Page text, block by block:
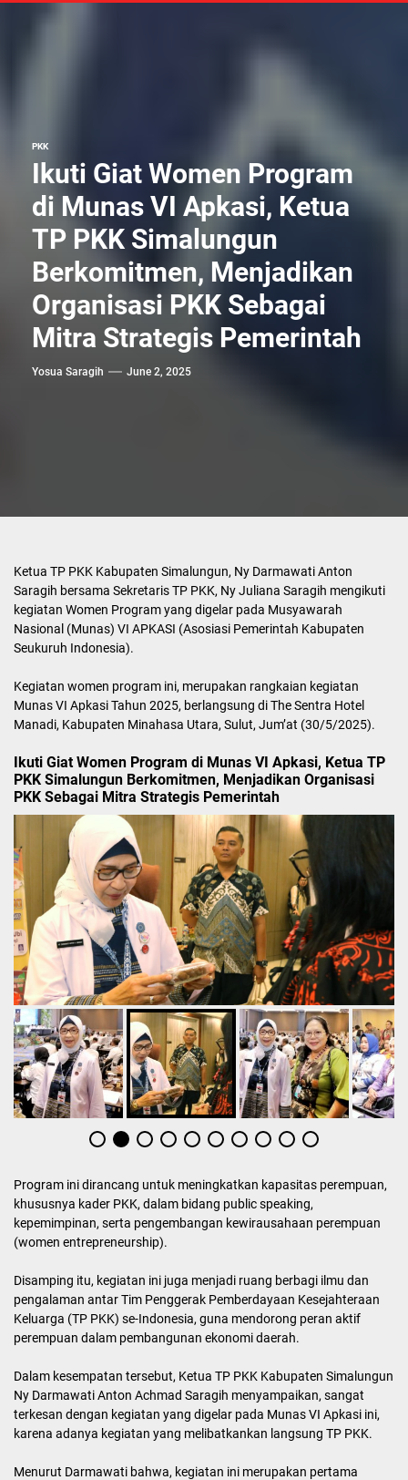
PKK
Ikuti Giat Women Program
di Munas VI Apkasi, Ketua
TP PKK Simalungun
Berkomitmen, Menjadikan
Organisasi PKK Sebagai
Mitra Strategis Pemerintah
Yosua Saragih June 2, 2025
Ketua TP PKK Kabupaten Simalungun, Ny Darmawati Anton
Saragih bersama Sekretaris TP PKK, Ny Juliana Saragih mengikuti
kegiatan Women Program yang digelar pada Musyawarah
Nasional (Munas) VI APKASI (Asosiasi Pemerintah Kabupaten
Seukuruh Indonesia).
Kegiatan women program ini, merupakan rangkaian kegiatan
Munas VI Apkasi Tahun 2025, berlangsung di The Sentra Hotel
Manadi, Kabupaten Minahasa Utara, Sulut, Jum’at (30/5/2025).
Ikuti Giat Women Program di Munas VI Apkasi, Ketua TP
PKK Simalungun Berkomitmen, Menjadikan Organisasi
PKK Sebagai Mitra Strategis Pemerintah
Program ini dirancang untuk meningkatkan kapasitas perempuan,
khususnya kader PKK, dalam bidang public speaking,
kepemimpinan, serta pengembangan kewirausahaan perempuan
(women entrepreneurship).
Disamping itu, kegiatan ini juga menjadi ruang berbagi ilmu dan
pengalaman antar Tim Penggerak Pemberdayaan Kesejahteraan
Keluarga (TP PKK) se-Indonesia, guna mendorong peran aktif
perempuan dalam pembangunan ekonomi daerah.
Dalam kesempatan tersebut, Ketua TP PKK Kabupaten Simalungun
Ny Darmawati Anton Achmad Saragih menyampaikan, sangat
terkesan dengan kegiatan yang digelar pada Munas VI Apkasi ini,
karena adanya kegiatan yang melibatkankan langsung TP PKK.
Menurut Darmawati bahwa, kegiatan ini merupakan pertama